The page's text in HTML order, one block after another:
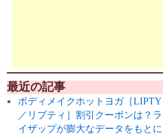
最近の記事
ボディメイクホットヨガ［LIPTY
／リプティ］割引クーポンは？ラ
イザップが膨大なデータをもとに